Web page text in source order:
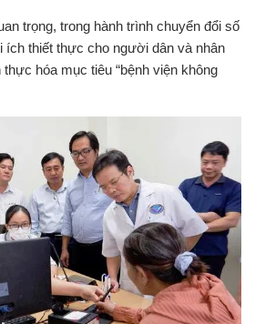
trọng, trong hành trình chuyển đổi số
ích thiết thực cho người dân và nhân
hóa mục tiêu “bệnh viện không